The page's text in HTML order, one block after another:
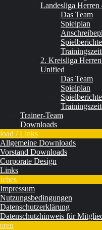
Landesliga Herren
Das Team
Spielplan
2. Kreisliga
Unified
Das Team
Spielplan
Trainer-Team
Downloads
/ Links
Allgemeine Downloads
Vorstand Downloads
Corporate Design
Links
Impressum
Nutzungsbedingungen
Datenschutzerklärung
Datenschutzhinweis für